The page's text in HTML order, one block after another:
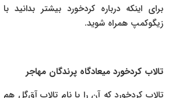
برای اینکه درباره کردخورد بیشتر بدانید با
زیگوکمپ همراه شوید.
تالاب کردخورد میعادگاه پرندگان مهاجر
تالاب کردخورد که آن را با نام تالاب آق‌گل هم